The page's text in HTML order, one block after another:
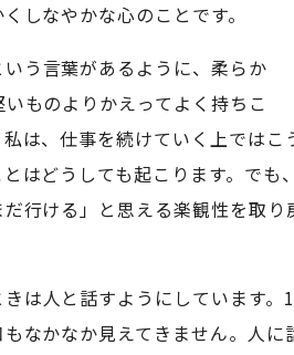
しなやかな心のことです。
いう言葉があるように、柔らか
ものよりかえってよく持ちこ
は、仕事を続けていく上では
はどうしても起こります。で
行ける」と思える楽観性を取
は人と話すようにしています
なかなか見えてきません。人